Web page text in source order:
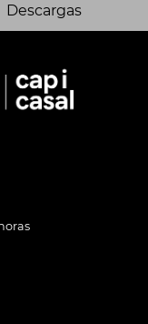
Descargas